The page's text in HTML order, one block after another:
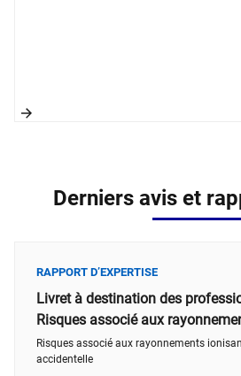
Derniers avis et
Livret à destination des
Risques associé aux
situation accidentelle
RAPPORT D’EXPERTISE
Risques associé aux rayonnements
accidentelle